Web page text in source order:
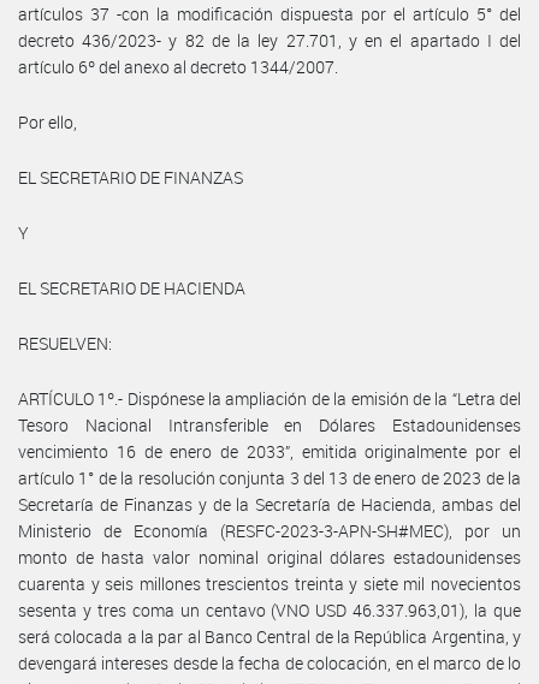
artículos 37 -con la modificación dispuesta por el artículo 5° del
decreto 436/2023- y 82 de la ley 27.701, y en el apartado I del
artículo 6º del anexo al decreto 1344/2007.
Por ello,
EL SECRETARIO DE FINANZAS
Y
EL SECRETARIO DE HACIENDA
RESUELVEN:
ARTÍCULO 1º.- Dispónese la ampliación de la emisión de la “Letra del
Tesoro Nacional Intransferible en Dólares Estadounidenses
vencimiento 16 de enero de 2033”, emitida originalmente por el
artículo 1° de la resolución conjunta 3 del 13 de enero de 2023 de la
Secretaría de Finanzas y de la Secretaría de Hacienda, ambas del
Ministerio de Economía (RESFC-2023-3-APN-SH#MEC), por un
monto de hasta valor nominal original dólares estadounidenses
cuarenta y seis millones trescientos treinta y siete mil novecientos
sesenta y tres coma un centavo (VNO USD 46.337.963,01), la que
será colocada a la par al Banco Central de la República Argentina, y
devengará intereses desde la fecha de colocación, en el marco de lo